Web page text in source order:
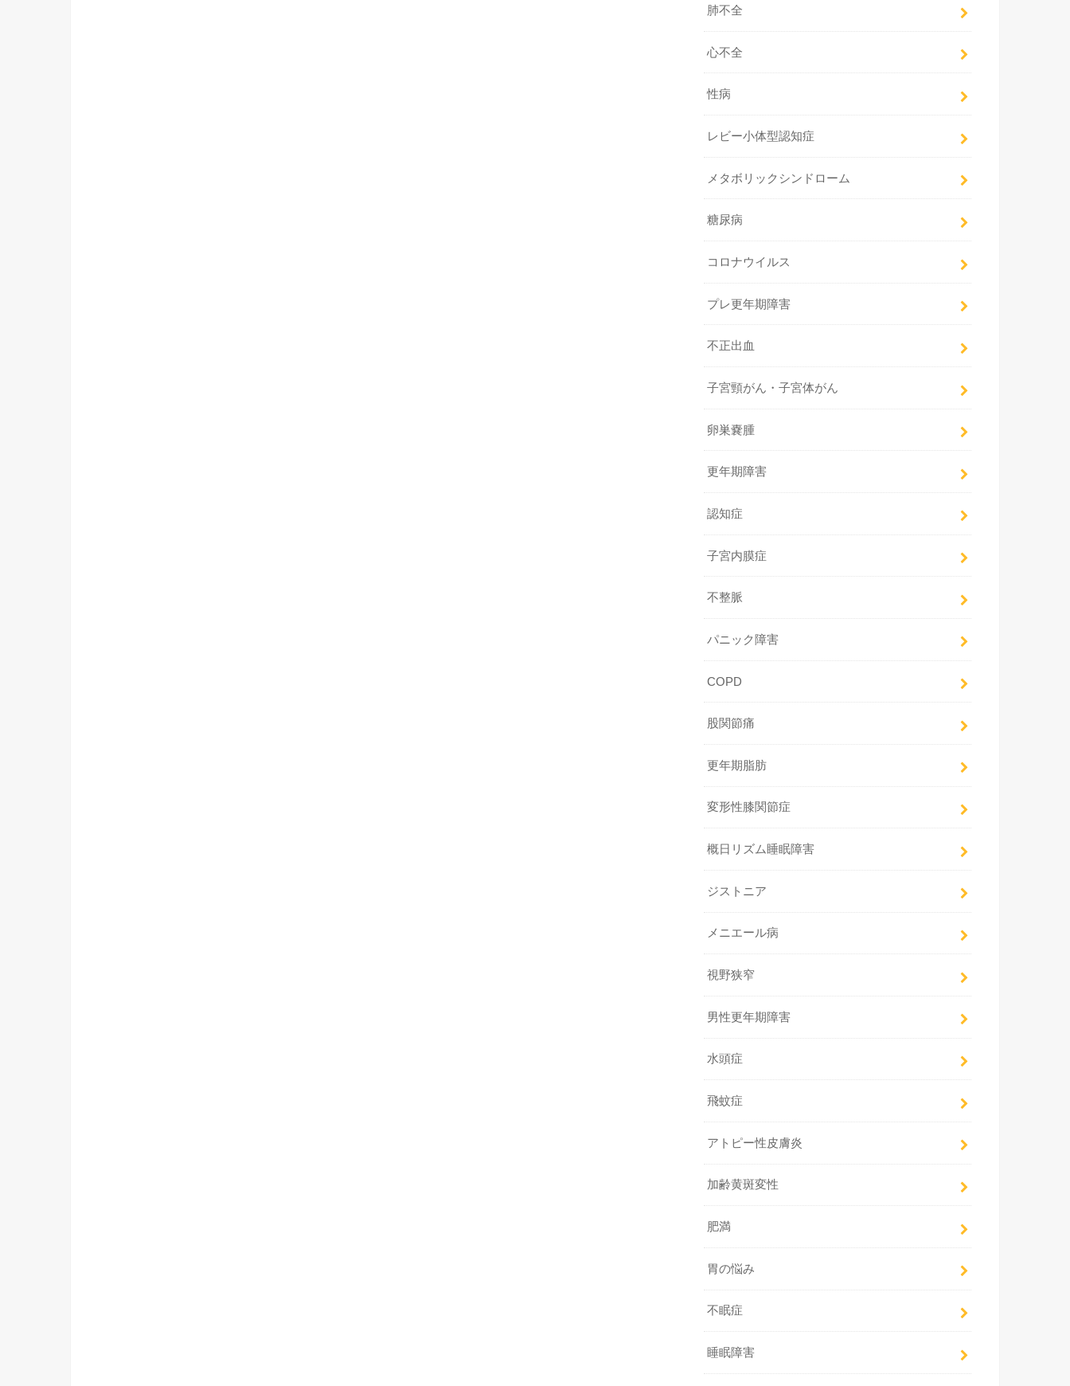
肺不全
心不全
性病
レビー小体型認知症
メタボリックシンドローム
糖尿病
コロナウイルス
プレ更年期障害
不正出血
子宮頸がん・子宮体がん
卵巣嚢腫
更年期障害
認知症
子宮内膜症
不整脈
パニック障害
COPD
股関節痛
更年期脂肪
変形性膝関節症
概日リズム睡眠障害
ジストニア
メニエール病
視野狭窄
男性更年期障害
水頭症
飛蚊症
アトピー性皮膚炎
加齢黄斑変性
肥満
胃の悩み
不眠症
睡眠障害